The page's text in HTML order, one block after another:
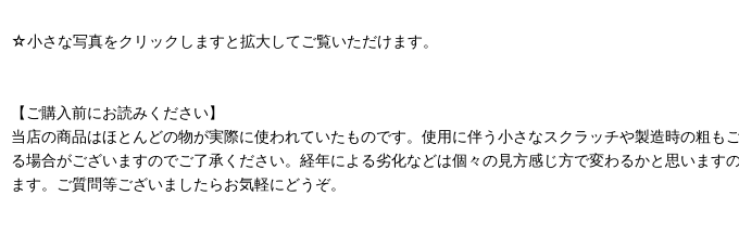
☆小さな写真をクリックしますと拡大してご覧いただけます。
【ご購入前にお読みください】
当店の商品はほとんどの物が実際に使われていたものです。使用に伴う小さなスクラッチや製造時の粗
る場合がございますのでご了承ください。経年による劣化などは個々の見方感じ方で変わるかと思いま
ます。ご質問等ございましたらお気軽にどうぞ。